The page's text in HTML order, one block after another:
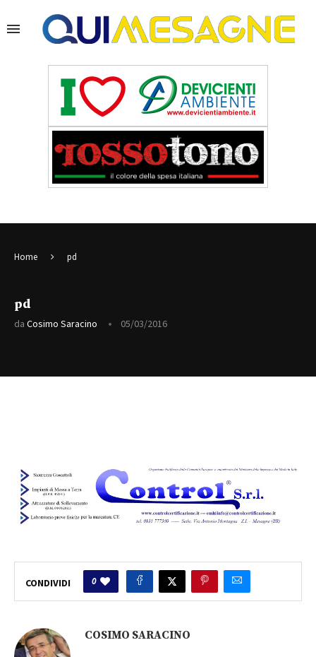
Home pd
pd
da Cosimo Saracino 05/03/2016
CONDIVIDI 0
COSIMO SARACINO